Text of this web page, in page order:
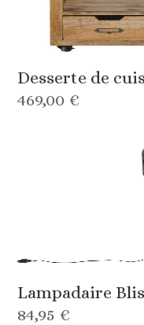
Desserte de
469,00 €
Lampadaire
84,95 €